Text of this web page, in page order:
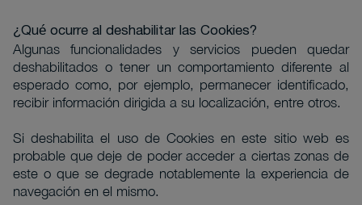
¿Qué ocurre al deshabilitar las Cookies?
Algunas funcionalidades y servicios pueden quedar
deshabilitados o tener un comportamiento diferente al
esperado como, por ejemplo, permanecer identificado,
recibir información dirigida a su localización, entre otros.
Si deshabilita el uso de Cookies en este sitio web es
probable que deje de poder acceder a ciertas zonas de
este o que se degrade notablemente la experiencia de
navegación en el mismo.